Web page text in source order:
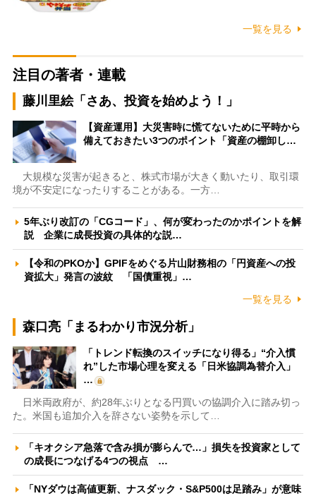
一覧を見る
注目の著者・連載
藤川里絵「さあ、投資を始めよう！」
【資産運用】大災害時に慌てないために平時から
備えておきたい3つのポイント「資産の棚卸し…
大規模な災害が起きると、株式市場が大きく動いたり、取引環
境が不安定になったりすることがある。一方…
5年ぶり改訂の「CGコード」、何が変わったのかポイントを解
説 企業に成長投資の具体的な説…
【令和のPKOか】GPIFをめぐる片山財務相の「円資産への投
資拡大」発言の波紋 「国債重視」…
一覧を見る
森口亮「まるわかり市況分析」
「トレンド転換のスイッチになり得る」“介入慣
れ”した市場心理を変える「日米協調為替介入」
…
日米両政府が、約28年ぶりとなる円買いの協調介入に踏み切っ
た。米国も追加介入を辞さない姿勢を示して…
「キオクシア急落で含み損が膨らんで…」損失を投資家として
の成長につなげる4つの視点 …
「NYダウは高値更新、ナスダック・S&P500は足踏み」が意味